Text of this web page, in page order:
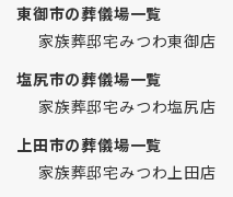
東御市の葬儀場一覧
家族葬邸宅みつわ東御店
塩尻市の葬儀場一覧
家族葬邸宅みつわ塩尻店
上田市の葬儀場一覧
家族葬邸宅みつわ上田店